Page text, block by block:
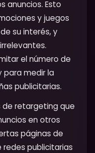
anuncios. Esto
y juegos
su interés, y
el número de
para medir la
publicitarias.
de retargeting que
en otros
páginas de
redes publicitarias